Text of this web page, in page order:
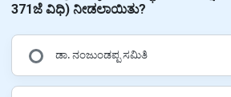
371ಜೆ ವಿಧಿ) ನೀಡಲಾಯಿತು?
ಡಾ. ನಂಜುಂಡಪ್ಪ ಸಮಿತಿ